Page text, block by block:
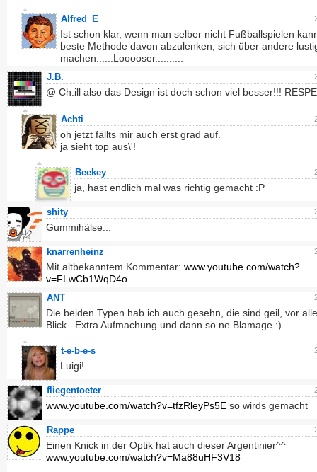
Alfred_E
Ist schon klar, wenn man selber nicht Fußballspielen
beste Methode davon abzulenken, sich über andere
machen......Looooser..........
J.B.
@ Ch.ill also das Design ist doch schon viel besser!!!
Achti
oh jetzt fällts mir auch erst grad auf.
ja sieht top aus\'!
Beekey
ja, hast endlich mal was richtig gemacht :P
shity
Gummihälse...
knarrenheinz
Mit altbekanntem Kommentar: www.youtube.com/watch?
v=FLwCb1WqD4o
ANT
Die beiden Typen hab ich auch gesehn, die sind geil, vor
Blick.. Extra Aufmachung und dann so ne Blamage :)
t-e-b-e-s
Luigi!
fliegentoeter
www.youtube.com/watch?v=tfzRleyPs5E so wirds gemacht
Rappe
Einen Knick in der Optik hat auch dieser Argentinier^^
www.youtube.com/watch?v=Ma88uHF3V18